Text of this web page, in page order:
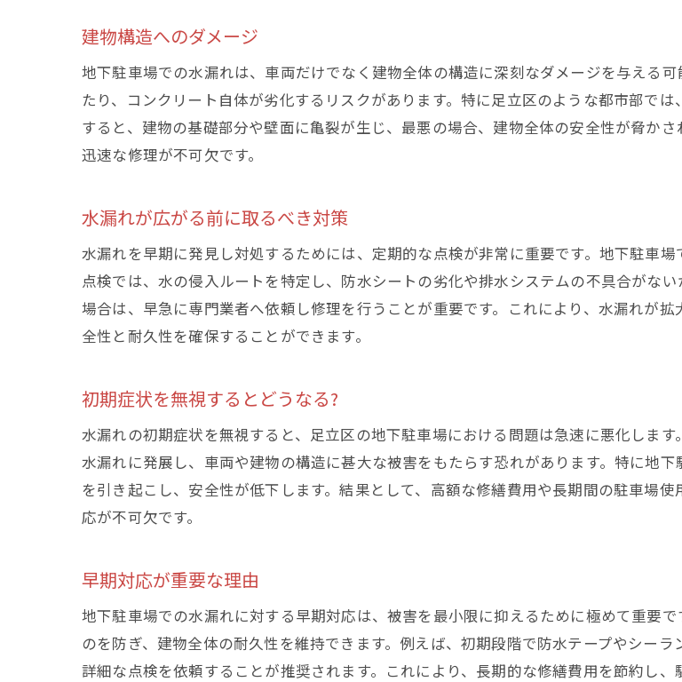
漏水箇所の特定方法
迅速な対応の手順
専門機器を使った調査
地下駐車場水漏れの修理方法:足立区で
修理事例1: 雨水浸入対策
修理後のメンテナンス方法
足立区地下駐車場の水漏れを最小限に
クラックの早期発見と修復
環境に応じた対策の考慮
予防策を取り入れた設計
建物構造へのダメージ
地下駐車場での水漏れは、車両だけでなく建物全体の構造に深刻なダメージを与える
たり、コンクリート自体が劣化するリスクがあります。特に足立区のような都市部で
すると、建物の基礎部分や壁面に亀裂が生じ、最悪の場合、建物全体の安全性が脅か
迅速な修理が不可欠です。
水漏れが広がる前に取るべき対策
水漏れを早期に発見し対処するためには、定期的な点検が非常に重要です。地下駐車
点検では、水の侵入ルートを特定し、防水シートの劣化や排水システムの不具合がな
場合は、早急に専門業者へ依頼し修理を行うことが重要です。これにより、水漏れが
全性と耐久性を確保することができます。
初期症状を無視するとどうなる?
水漏れの初期症状を無視すると、足立区の地下駐車場における問題は急速に悪化しま
水漏れに発展し、車両や建物の構造に甚大な被害をもたらす恐れがあります。特に地
を引き起こし、安全性が低下します。結果として、高額な修繕費用や長期間の駐車場
応が不可欠です。
早期対応が重要な理由
地下駐車場での水漏れに対する早期対応は、被害を最小限に抑えるために極めて重要
のを防ぎ、建物全体の耐久性を維持できます。例えば、初期段階で防水テープやシー
詳細な点検を依頼することが推奨されます。これにより、長期的な修繕費用を節約し